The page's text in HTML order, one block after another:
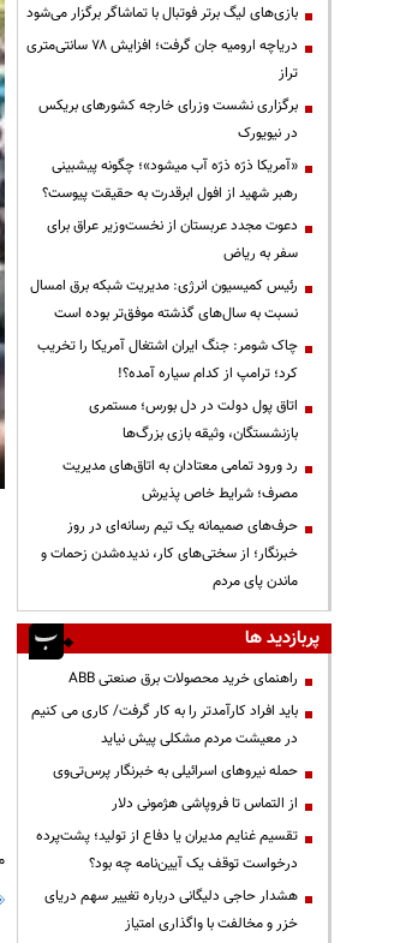
بازی‌های لیگ برتر فوتبال با تماشاگر برگزار می‌شود
دریاچه ارومیه جان گرفت؛ افزایش ۷۸ سانتی‌متری
تراز
برگزاری نشست وزرای خارجه کشورهای بریکس
در نیویورک
«آمریکا ذرّه ذرّه آب میشود»؛ چگونه پیشبینی
رهبر شهید از افول ابرقدرت به حقیقت پیوست؟
دعوت مجدد عربستان از نخست‌وزیر عراق برای
سفر به ریاض
رئیس کمیسیون انرژی: مدیریت شبکه برق امسال
نسبت به سال‌های گذشته موفق‌تر بوده است
چاک شومر: جنگ ایران اشتغال آمریکا را تخریب
کرد؛ ترامپ از کدام سیاره آمده؟!
اتاق پول دولت در دل بورس؛ مستمری
بازنشستگان، وثیقه بازی بزرگ‌ها
رد ورود تمامی معتادان به اتاق‌های مدیریت
مصرف؛ شرایط خاص پذیرش
حرف‌های صمیمانه یک تیم رسانه‌ای در روز
خبرنگار؛ از سختی‌های کار، ندیده‌شدن زحمات و
ماندن پای مردم
پربازدید ها
راهنمای خرید محصولات برق صنعتی ABB
باید افراد کارآمدتر را به کار گرفت/ کاری می کنیم
در معیشت مردم مشکلی پیش نیاید
حمله نیروهای اسرائیلی به خبرنگار پرس‌تی‌وی
از التماس تا فروپاشی هژمونی دلار
تقسیم غنایم مدیران یا دفاع از تولید؛ پشت‌پرده
درخواست توقف یک آیین‌نامه چه بود؟
هشدار حاجی دلیگانی درباره تغییر سهم دریای
خزر و مخالفت با واگذاری امتیاز